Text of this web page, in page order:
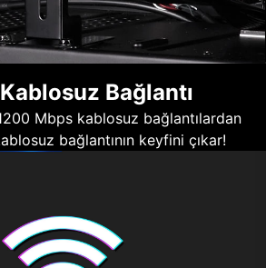
Bağlantı
Mbps kablosuz bağlantılardan
bağlantının keyfini çıkar!